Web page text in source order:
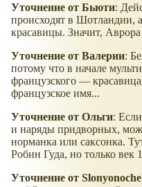
Уточнение от Бьюти:
происходят в Шотландии,
красавицы. Значит,
Уточнение от Валерии:
потому что в начале
французского —
французское имя...
Уточнение от Ольги:
и наряды придворных,
норманка или саксонка.
Робин Гуда, но только век
Уточнение от